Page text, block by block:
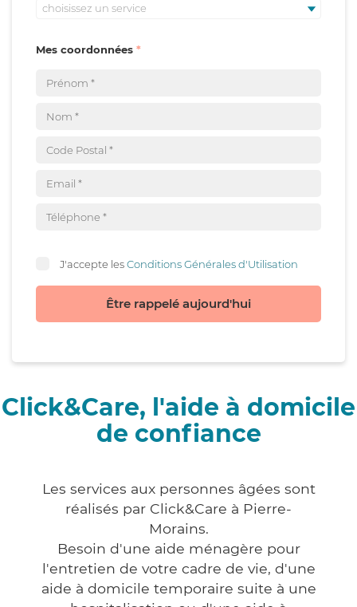
choisissez un service
Mes coordonnées
J'accepte lesConditions Générales d'Utilisation
Être rappelé aujourd'hui
Click&Care, l'aide à domicile
de confiance
Les services aux personnes âgées sont
réalisés par Click&Care à Pierre-
Morains.
Besoin d'une aide ménagère pour
l'entretien de votre cadre de vie, d'une
aide à domicile temporaire suite à une